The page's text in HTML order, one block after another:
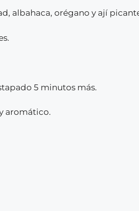
albahaca, orégano y ají
5 minutos más.
aromático.